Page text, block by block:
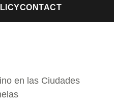
CONTACT
en las Ciudades